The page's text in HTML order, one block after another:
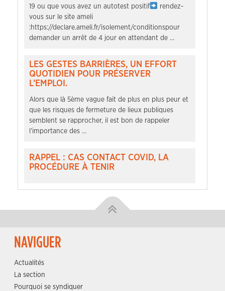
19 ou que vous avez un autotest positif
rendez-
vous sur le site ameli
:https://declare.ameli.fr/isolement/conditionspour
demander un arrêt de 4 jour en attendant de …
LES GESTES BARRIÈRES, UN EFFORT
QUOTIDIEN POUR PRÉSERVER
L’EMPLOI.
Alors que là 5ème vague fait de plus en plus peur et
que les risques de fermeture de lieux publiques
semblent se rapprocher, il est bon de rappeler
l’importance des …
RAPPEL : CAS CONTACT COVID, LA
PROCÉDURE À TENIR
NAVIGUER
Actualités
La section
Pourquoi se syndiquer